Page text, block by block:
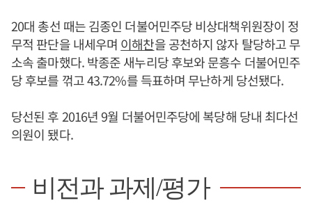
20대 총선 때는 김종인 더불어민주당 비상대책위원장이 정
무적 판단을 내세우며 이해찬을 공천하지 않자 탈당하고 무
소속 출마했다. 박종준 새누리당 후보와 문흥수 더불어민주
당 후보를 꺾고 43.72%를 득표하며 무난하게 당선됐다.
당선된 후 2016년 9월 더불어민주당에 복당해 당내 최다선
의원이 됐다.
비전과 과제/평가